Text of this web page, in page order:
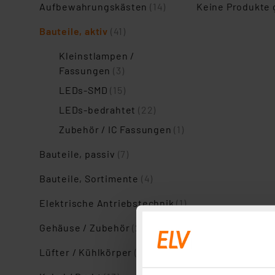
Aufbewahrungskästen(14)
Bauteile, aktiv (41)
Kleinstlampen /
Fassungen(3)
LEDs-SMD(15)
LEDs-bedrahtet(22)
Zubehör / IC Fassungen(1)
Bauteile, passiv (7)
Bauteile, Sortimente (4)
Elektrische Antriebstechnik(1)
Gehäuse / Zubehör(24)
Lüfter / Kühlkörper(2)
Keine Produkte